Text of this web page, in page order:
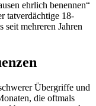
ehrlich benennen“
tatverdächtige 18-
seit mehreren Jahren
Übergriffe und
die oftmals